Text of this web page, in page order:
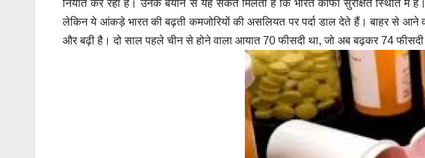
निर्यात कर रहा है। उनके बयान से यह संकेत मिलता है कि भारत काफी सुरक्षित स्थिति
लेकिन ये आंकड़े भारत की बढ़ती कमजोरियों की असलियत पर पर्दा डाल देते हैं। बाहर से आने
और बढ़ी है। दो साल पहले चीन से होने वाला आयात 70 फीसदी था, जो अब बढ़कर 74